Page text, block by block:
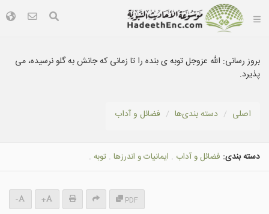
بروز رسانی: الله عزوجل توبه ی بنده را تا زمانی که جانش به گلو نرسيده، می
پذيرد.
اصلی دسته بندى‌ها فضائل و آداب
دسته بندی: فضائل و آداب . ایمانیات و اندرزها . توبه .
PDF
+
-